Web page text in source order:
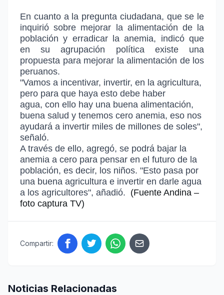
En cuanto a la pregunta ciudadana, que se le
inquirió sobre mejorar la alimentación de la
población y erradicar la anemia, indicó que
ensu agrupación política existe una
propuesta para mejorar la alimentación de los
peruanos.
"Vamos a incentivar, invertir, en la agricultura,
pero para que haya esto debe haber
agua, con ello hay una buena alimentación,
buena salud y tenemos cero anemia, eso nos
ayudará a invertir miles de millones de soles",
señaló.
A través de ello, agregó, se podrá bajar la
anemia a cero para pensar en el futuro de la
población, es decir, los niños. "Esto pasa por
una buena agricultura e invertir en darle agua
a los agricultores", añadió. (Fuente Andina –
foto captura TV)
Compartir:
Noticias Relacionadas